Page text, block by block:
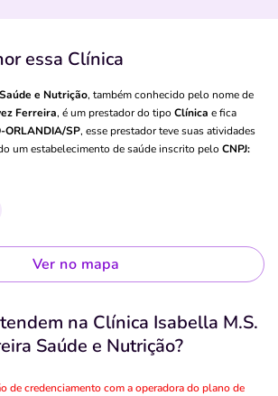
essa Clínica
e Nutrição, também conhecido pelo nome de
Ferreira, é um prestador do tipo Clínica e fica
ORLANDIA/SP, esse prestador teve suas atividades
um estabelecimento de saúde inscrito pelo CNPJ:
Ver no mapa
na Clínica Isabella M.S.
Saúde e Nutrição?
de credenciamento com a operadora do plano de